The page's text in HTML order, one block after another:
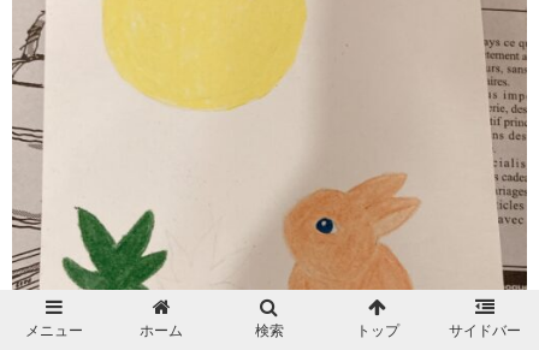
メニュー ホーム 検索 トップ サイドバー